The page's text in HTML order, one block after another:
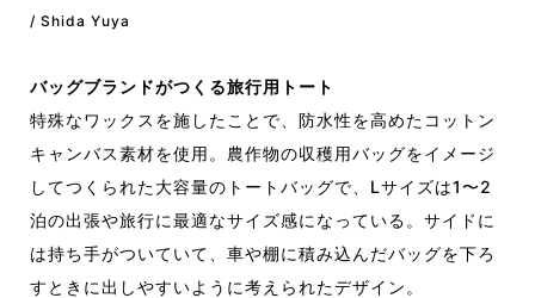
/ Shida Yuya
バッグブランドがつくる旅行用トート
特殊なワックスを施したことで、防水性を高めたコットン
キャンバス素材を使用。農作物の収穫用バッグをイメージ
してつくられた大容量のトートバッグで、Lサイズは1〜2
泊の出張や旅行に最適なサイズ感になっている。サイドに
は持ち手がついていて、車や棚に積み込んだバッグを下ろ
すときに出しやすいように考えられたデザイン。